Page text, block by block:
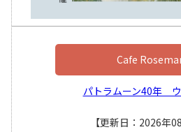
Cafe
パトラムーン40年
【更新日：2026年